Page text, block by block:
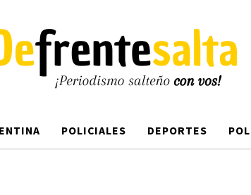
POLICIALES DEPORTES